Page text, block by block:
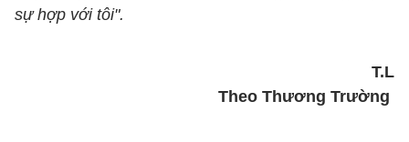
sự hợp với tôi".
T.L
Theo Thương Trường